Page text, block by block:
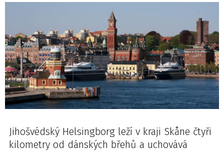
Jihošvédský Helsingborg leží v kraji Skåne čtyři
kilometry od dánských břehů a uchovává